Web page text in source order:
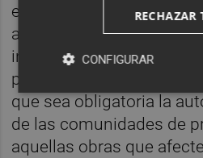
elementos comunes de
autorización, así como
indefensión de muchas
propietarios. Por ello, la
que sea obligatoria la
de las comunidades de
aquellas obras que
RECHAZAR
CONFIGURAR